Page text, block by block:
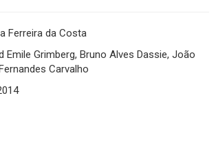
Ferreira da Costa
Emile Grimberg, Bruno Alves Dassie, João
Carvalho